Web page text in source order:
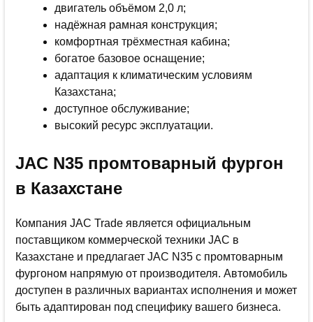
двигатель объёмом 2,0 л;
надёжная рамная конструкция;
комфортная трёхместная кабина;
богатое базовое оснащение;
адаптация к климатическим условиям
Казахстана;
доступное обслуживание;
высокий ресурс эксплуатации.
JAC N35 промтоварный фургон
в Казахстане
Компания JAC Trade является официальным
поставщиком коммерческой техники JAC в
Казахстане и предлагает JAC N35 с промтоварным
фургоном напрямую от производителя. Автомобиль
доступен в различных вариантах исполнения и может
быть адаптирован под специфику вашего бизнеса.